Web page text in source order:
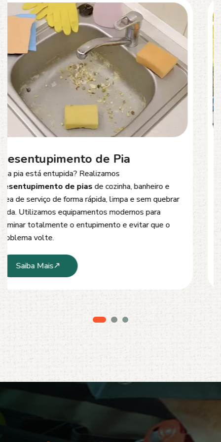
Desentupimento de Esgoto
Problemas comentupimento de esgoto
Oferecemos soluções rápidas e eficientes para
desobstrução de redes de esgoto, caixas de
inspeção e tubulações. Utilizamos equipamentos
modernos e técnicas seguras que garantem um
serviço limpo, ágil e sem danos à estrutura.
Saiba Mais